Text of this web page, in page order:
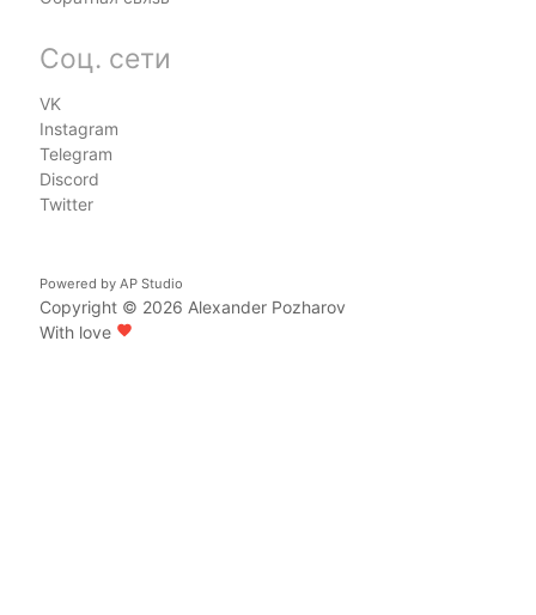
Соц. сети
VK
Instagram
Telegram
Discord
Twitter
Powered by AP Studio
Copyright © 2026 Alexander Pozharov
With love favorite